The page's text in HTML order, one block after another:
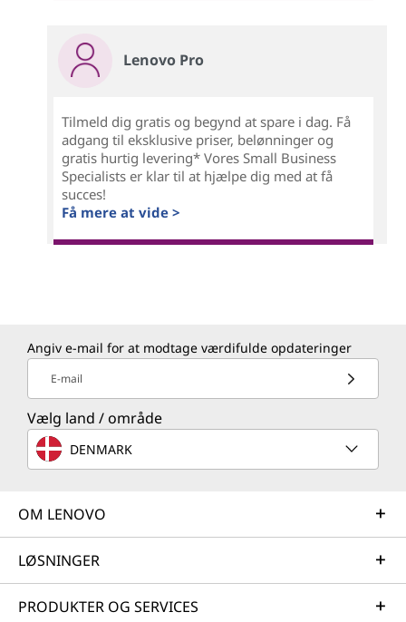
Lenovo Pro
Tilmeld dig gratis og begynd at spare i dag. Få
adgang til eksklusive priser, belønninger og
gratis hurtig levering* Vores Small Business
Specialists er klar til at hjælpe dig med at få
succes!
Få mere at vide >
Angiv e-mail for at modtage værdifulde opdateringer
E-mail
Vælg land / område
DENMARK
OM LENOVO
LØSNINGER
PRODUKTER OG SERVICES